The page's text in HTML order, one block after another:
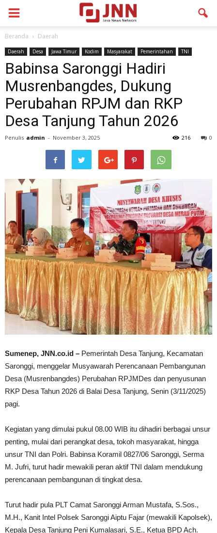
Beranda Daerah
Daerah Desa Jawa Timur Kodim Masyarakat Pemerintahan TNI
Babinsa Saronggi Hadiri
Musrenbangdes, Dukung
Perubahan RPJM dan RKP
Desa Tanjung Tahun 2026
Penulis admin - November 3, 2025 0
216
Sumenep, JNN.co.id – Pemerintah Desa Tanjung, Kecamatan
Saronggi, menggelar Musyawarah Perencanaan Pembangunan
Desa (Musrenbangdes) Perubahan RPJMDes dan penyusunan
RKP Desa Tahun 2026 di Balai Desa Tanjung, Senin (3/11/2025)
pagi.
Kegiatan yang dimulai pukul 08.00 WIB itu dihadiri berbagai unsur
penting, mulai dari perangkat desa, tokoh masyarakat, hingga
unsur TNI dan Polri. Babinsa Koramil 0827/06 Saronggi, Serma
M. Jufri, turut hadir mewakili peran aktif TNI dalam mendukung
perencanaan pembangunan di tingkat desa.
Turut hadir pula PLT Camat Saronggi Arman Mustafa, S.Sos.,
M.H., Kanit Intel Polsek Saronggi Aiptu Fajar (mewakili Kapolsek),
Kepala Desa Tanjung Peni Kumalasari, S.E., Ketua BPD Ach.